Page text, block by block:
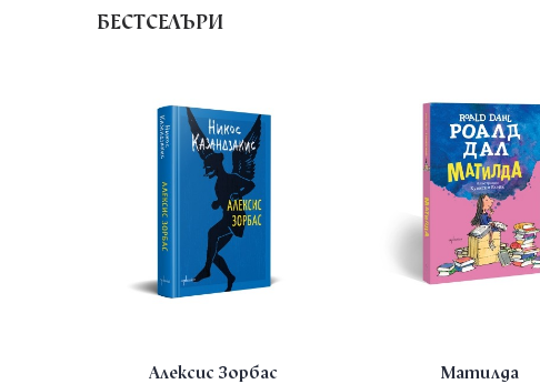
БЕСТСЕЛЪРИ
Алексис Зорбас Матилда